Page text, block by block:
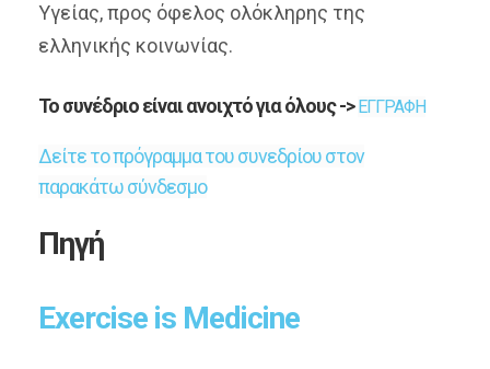
Υγείας, προς όφελος ολόκληρης της
ελληνικής κοινωνίας.
Το συνέδριο είναι ανοιχτό για όλους -> ΕΓΓΡΑΦΗ
Δείτε το πρόγραμμα του συνεδρίου στον
παρακάτω σύνδεσμο
Πηγή
Exercise is Medicine